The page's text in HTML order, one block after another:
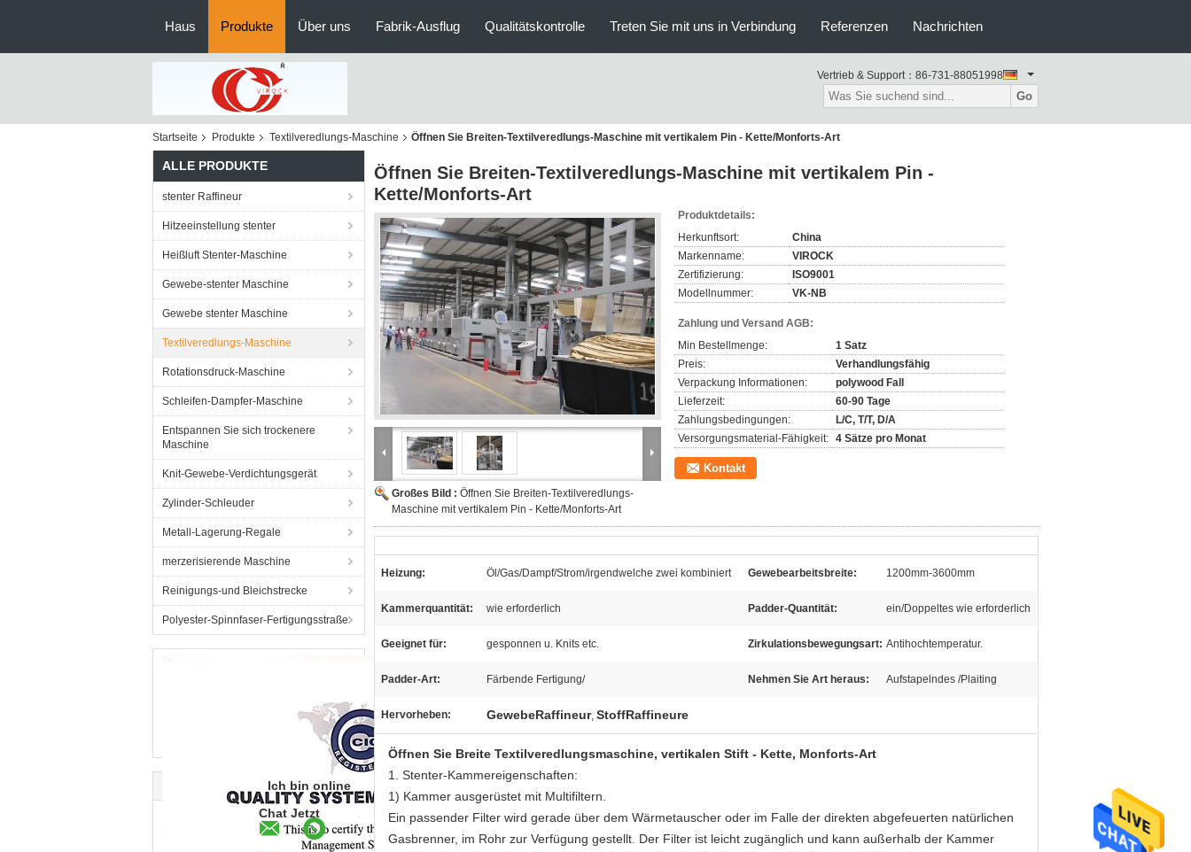
Haus Produkte Über uns Fabrik-Ausflug Qualitätskontrolle Treten Sie mit uns in Verbindung Referenzen Nachrichten
Vertrieb & Support： 86-731-88051998
Go
Startseite Produkte Textilveredlungs-Maschine Öffnen Sie Breiten-Textilveredlungs-Maschine mit vertikalem Pin - Kette/Monforts-Art
ALLE PRODUKTE
stenter Raffineur
Hitzeeinstellung stenter
Heißluft Stenter-Maschine
Gewebe-stenter Maschine
Gewebe stenter Maschine
Textilveredlungs-Maschine
Rotationsdruck-Maschine
Schleifen-Dampfer-Maschine
Entspannen Sie sich trockenere
Maschine
Knit-Gewebe-Verdichtungsgerät
Zylinder-Schleuder
Metall-Lagerung-Regale
merzerisierende Maschine
Reinigungs-und Bleichstrecke
Polyester-Spinnfaser-Fertigungsstraße
Ich bin online
Chat Jetzt
Öffnen Sie Breiten-Textilveredlungs-Maschine mit vertikalem Pin -
Kette/Monforts-Art
Großes Bild : Öffnen Sie Breiten-Textilveredlungs-
Maschine mit vertikalem Pin - Kette/Monforts-Art
Produktdetails:
Herkunftsort:
China
Markenname:
VIROCK
Zertifizierung:
ISO9001
Modellnummer:
VK-NB
Zahlung und Versand AGB:
Min Bestellmenge:
1 Satz
Preis:
Verhandlungsfähig
Verpackung Informationen:
polywood Fall
Lieferzeit:
60-90 Tage
Zahlungsbedingungen:
L/C, T/T, D/A
Versorgungsmaterial-Fähigkeit: 4 Sätze pro Monat
Kontakt
Heizung: Öl/Gas/Dampf/Strom/irgendwelche zwei kombiniert Gewebearbeitsbreite: 1200mm-3600mm
Kammerquantität: wie erforderlich Padder-Quantität: ein/Doppeltes wie erforderlich
Geeignet für: gesponnen u. Knits etc. Zirkulationsbewegungsart: Antihochtemperatur.
Padder-Art: Färbende Fertigung/ Nehmen Sie Art heraus: Aufstapelndes /Plaiting
Hervorheben: GewebeRaffineur, StoffRaffineure
Öffnen Sie Breite Textilveredlungsmaschine, vertikalen Stift - Kette, Monforts-Art
1. Stenter-Kammereigenschaften:
1) Kammer ausgerüstet mit Multifiltern.
Ein passender Filter wird gerade über dem Wärmetauscher oder im Falle der direkten abgefeuerten natürlichen
Gasbrenner, im Rohr zur Verfügung gestellt. Der Filter ist leicht zugänglich und kann außerhalb der Kammer